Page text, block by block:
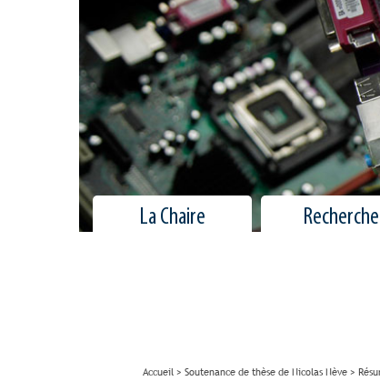
La Chaire Recherche
Accueil> Soutenance de thèse de Nicolas Nève>